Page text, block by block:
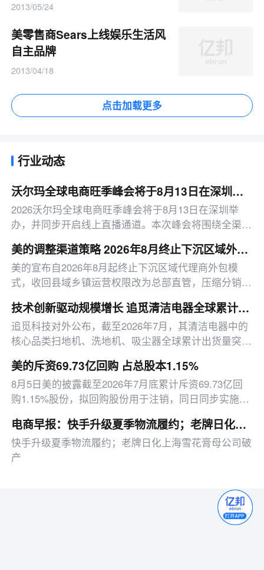
2013/05/24
美零售商Sears上线娱乐生活风
自主品牌
2013/04/18
点击加载更多
行业动态
沃尔玛全球电商旺季峰会将于8月13日在深圳举办
2026沃尔玛全球电商旺季峰会将于8月13日在深圳举
办，并同步开启线上直播通道。本次峰会将围绕全渠道
季备货、广告策略等跨境卖家关注的运营议题。
美的调整渠道策略 2026年8月终止下沉区域外包模式
美的宣布自2026年8月起终止下沉区域代理商外包模
式，收回县域乡镇运营权限改为总部直管，压缩分销层
技术创新驱动规模增长 追觅清洁电器全球累计出货量破4000万台
追觅科技对外公布，截至2026年7月，其清洁电器中的
核心品类扫地机、洗地机、吸尘器全球累计出货量突破
120个国家和地区
美的斥资69.73亿回购 占总股本1.15%
8月5日美的披露截至2026年7月底累计斥资69.73亿回
购1.15%股份，拟回购股份用于注销，同日同步实施股
电商早报：快手升级夏季物流履约；老牌日化上海雪花膏母公司破产
快手升级夏季物流履约；老牌日化上海雪花膏母公司破
产